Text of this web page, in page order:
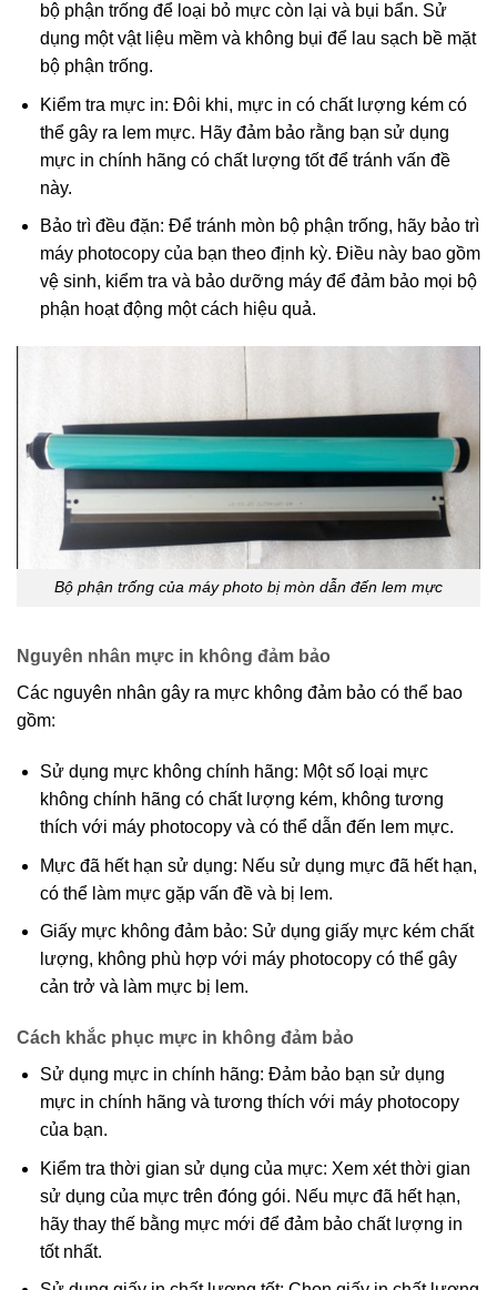
bộ phận trống để loại bỏ mực còn lại và bụi bẩn. Sử
dụng một vật liệu mềm và không bụi để lau sạch bề mặt
bộ phận trống.
Kiểm tra mực in: Đôi khi, mực in có chất lượng kém có
thể gây ra lem mực. Hãy đảm bảo rằng bạn sử dụng
mực in chính hãng có chất lượng tốt để tránh vấn đề
này.
Bảo trì đều đặn: Để tránh mòn bộ phận trống, hãy bảo trì
máy photocopy của bạn theo định kỳ. Điều này bao gồm
vệ sinh, kiểm tra và bảo dưỡng máy để đảm bảo mọi bộ
phận hoạt động một cách hiệu quả.
Bộ phận trống của máy photo bị mòn dẫn đến lem mực
Nguyên nhân mực in không đảm bảo
Các nguyên nhân gây ra mực không đảm bảo có thể bao
gồm:
Sử dụng mực không chính hãng: Một số loại mực
không chính hãng có chất lượng kém, không tương
thích với máy photocopy và có thể dẫn đến lem mực.
Mực đã hết hạn sử dụng: Nếu sử dụng mực đã hết hạn,
có thể làm mực gặp vấn đề và bị lem.
Giấy mực không đảm bảo: Sử dụng giấy mực kém chất
lượng, không phù hợp với máy photocopy có thể gây
cản trở và làm mực bị lem.
Cách khắc phục mực in không đảm bảo
Sử dụng mực in chính hãng: Đảm bảo bạn sử dụng
mực in chính hãng và tương thích với máy photocopy
của bạn.
Kiểm tra thời gian sử dụng của mực: Xem xét thời gian
sử dụng của mực trên đóng gói. Nếu mực đã hết hạn,
hãy thay thế bằng mực mới để đảm bảo chất lượng in
tốt nhất.